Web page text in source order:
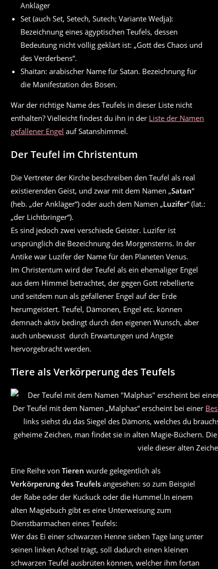
Ankläger
Set (auch Set, Setech, Sutech; Variante Wedja):
Bezeichnung eines ägyptischen Teufels, dessen
Bedeutung nicht völlig geklärt ist: „Gott des Chaos und
des Verderbens“.
Shaitan: arabischer Name für Satan. Bezeichnung für
die Manifestation des Bösen.
War der richtige Name des Teufels in dieser Liste nicht
enthalten? Vielleicht findest du ihn in der Liste der Namen
gefallener Engel auf Satanshimmel.
Der Teufel im Christentum
Die Vertreter der Kirche beschreiben den Teufel als real
existierenden Geist, und zwar mit dem Namen „Satan“
(heb. „der Ankläger“) oder auch dem Namen „Luzifer“ (lat.:
„der Lichtbringer“).
Es sind jedoch zwei verschiede Geister. Luzifer ist
ursprünglich die Bezeichnung des Morgensterns. In der
Antike war Luzifer der Name für den Planeten Venus.
Im Christentum wird der Teufel als ein ehemaliger Engel
aus dem Himmel betrachtet, der gegen Gott rebellierte
und seitdem nun als gefallener Engel auf der Erde
herumgeistert. Teufel, Dämonen, Engel etc. können
demnach aktiv bedingt durch den eigenen Wunsch, aber
auch unbewusst durch Erwartungen und Ängste
hervorgebracht werden.
Tiere als Verkörperung des Teufels
Der Teufel mit dem Namen „Malphas“ erscheint bei einer
links siehst du das Siegel des Dämons, welches du
geheime Zeichen, man findet sie in alten Magie-Büchern.
viele dieser alten
Eine Reihe vonTieren wurde gelegentlich als
Verkörperung des Teufels angesehen: so zum Beispiel
der Rabe oder der Kuckuck oder die Hummel.In einem
alten Magiebuch gibt es eine Unterweisung zum
Dienstbarmachen eines Teufels:
Wer das Ei einer schwarzen Henne sieben Tage lang unter
seinen linken Achsel trägt, soll dadurch einen kleinen
schwarzen Teufel ausbrüten können, welcher ihm fortan